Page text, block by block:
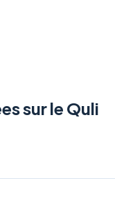
sur le Quli